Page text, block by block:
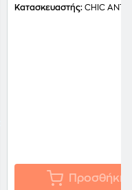
Κατασκευαστής: CHIC
Προσθήκη